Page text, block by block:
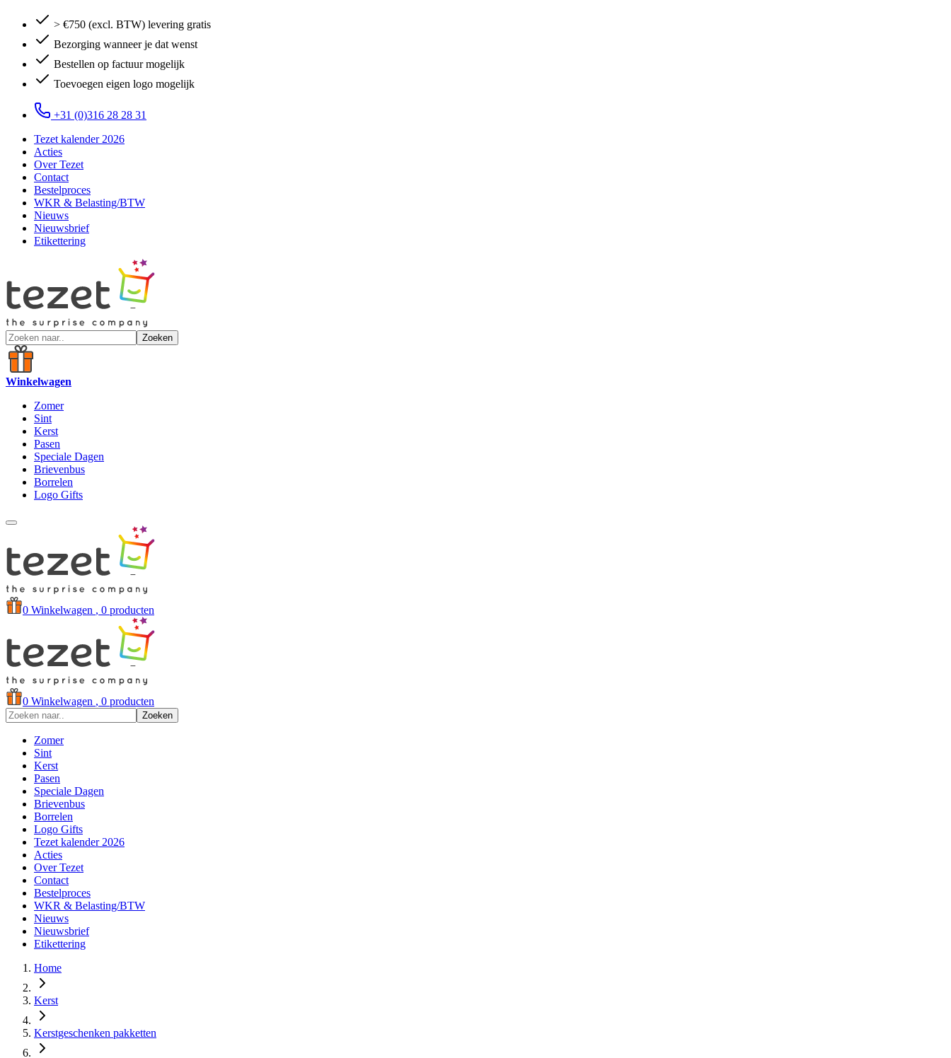
> €750 (excl. BTW) levering gratis
Bezorging wanneer je dat wenst
Bestellen op factuur mogelijk
Toevoegen eigen logo mogelijk
+31 (0)316 28 28 31
Tezet kalender 2026
Acties
Over Tezet
Contact
Bestelproces
WKR & Belasting/BTW
Nieuws
Nieuwsbrief
Etikettering
Zoeken
Winkelwagen
Zomer
Sint
Kerst
Pasen
Speciale Dagen
Brievenbus
Borrelen
Logo Gifts
0 Winkelwagen , 0 producten
0 Winkelwagen , 0 producten
Zoeken
Zomer
Sint
Kerst
Pasen
Speciale Dagen
Brievenbus
Borrelen
Logo Gifts
Tezet kalender 2026
Acties
Over Tezet
Contact
Bestelproces
WKR & Belasting/BTW
Nieuws
Nieuwsbrief
Etikettering
Home
Kerst
Kerstgeschenken pakketten